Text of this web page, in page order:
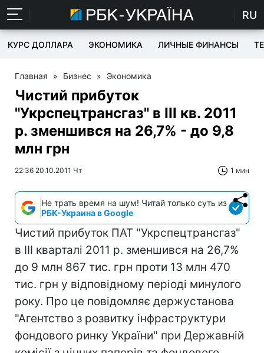
RU
КУРС ДОЛЛАРА ЭКОНОМИКА ЛИЧНЫЕ ФИНАНСЫ
Главная » Бизнес » Экономика
Чистий прибуток
"Укрспецтрансгаз" в IІІ кв. 2011
р. зменшився на 26,7% - до 9,8
млн грн
22:36 20.10.2011 Чт 1 мин
Не трать время на шум! Читай только суть из
РБК-Украина в Google
Чистий прибуток ПАТ "Укрспецтрансгаз"
в ІІІ кварталі 2011 р. зменшився на 26,7%
до 9 млн 867 тис. грн проти 13 млн 470
тис. грн у відповідному періоді минулого
року. Про це повідомляє держустанова
"Агентство з розвитку інфраструктури
фондового ринку України" при Державній